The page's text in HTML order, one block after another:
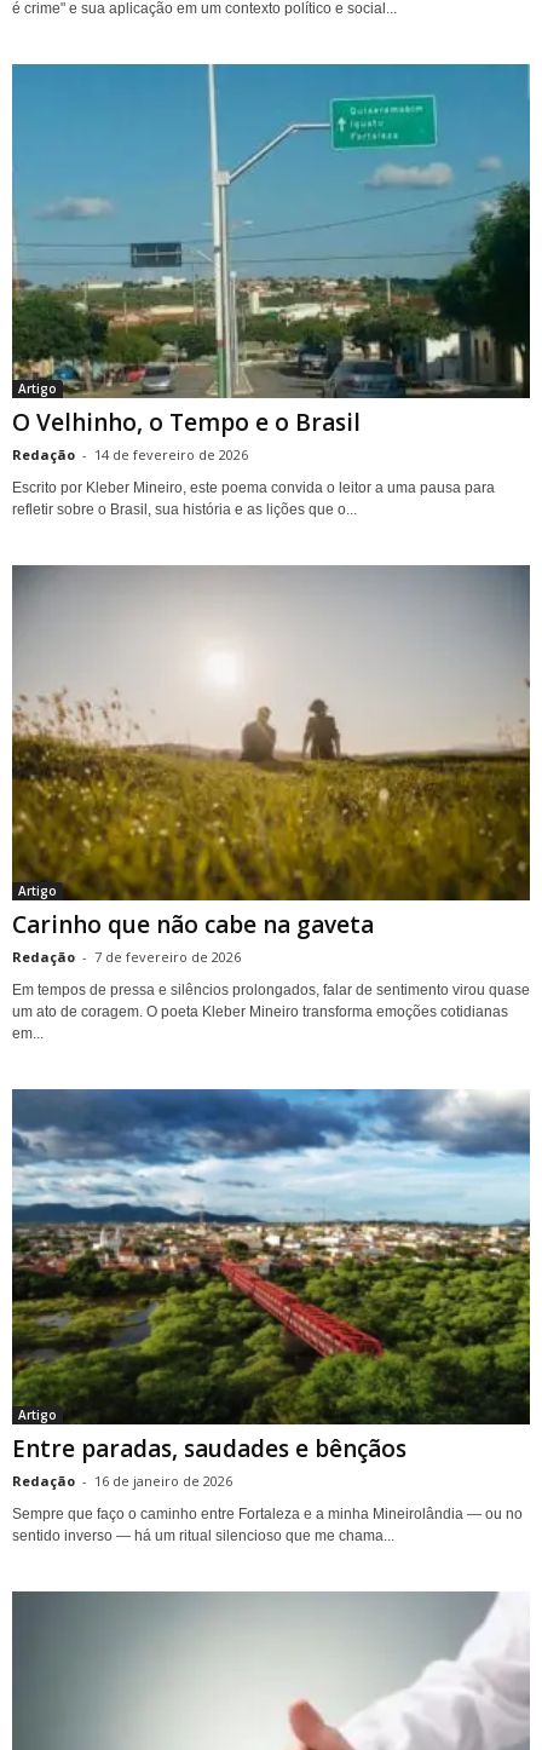
é crime" e sua aplicação em um contexto político e social...
Artigo
O Velhinho, o Tempo e o Brasil
Redação - 14 de fevereiro de 2026
Escrito por Kleber Mineiro, este poema convida o leitor a uma pausa para
refletir sobre o Brasil, sua história e as lições que o...
Artigo
Carinho que não cabe na gaveta
Redação - 7 de fevereiro de 2026
Em tempos de pressa e silêncios prolongados, falar de sentimento virou quase
um ato de coragem. O poeta Kleber Mineiro transforma emoções cotidianas
em...
Artigo
Entre paradas, saudades e bênçãos
Redação - 16 de janeiro de 2026
Sempre que faço o caminho entre Fortaleza e a minha Mineirolândia — ou no
sentido inverso — há um ritual silencioso que me chama...